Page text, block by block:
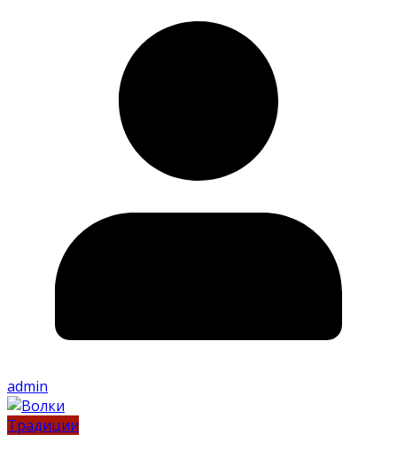
admin
Традиции